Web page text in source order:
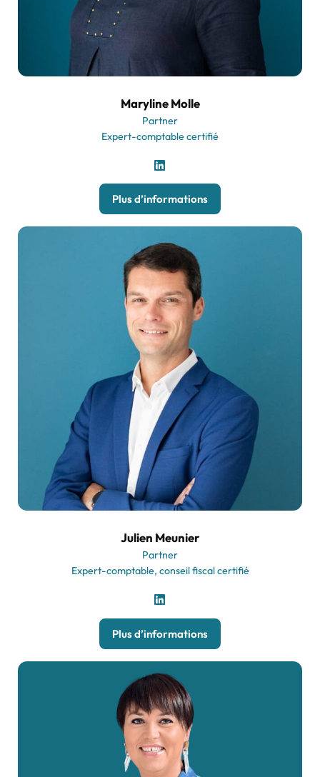
Maryline Molle
Partner
Expert-comptable certifié
Plus d’informations
Julien Meunier
Partner
Expert-comptable, conseil fiscal certifié
Plus d’informations